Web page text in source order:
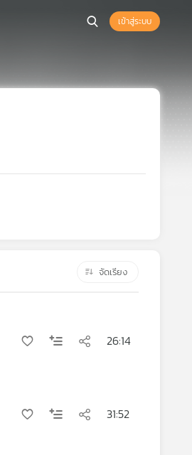
เข้าสู่ระบบ
จัดเรียง
26:14
31:52